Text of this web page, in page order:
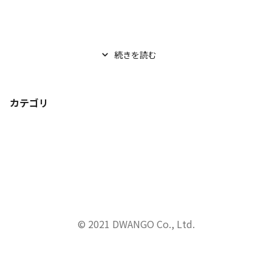
続きを読む
カテゴリ
© 2021 DWANGO Co., Ltd.